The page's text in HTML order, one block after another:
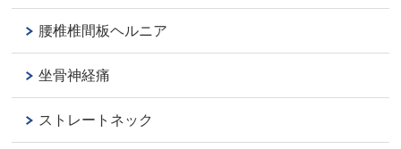
腰椎椎間板ヘルニア
坐骨神経痛
ストレートネック